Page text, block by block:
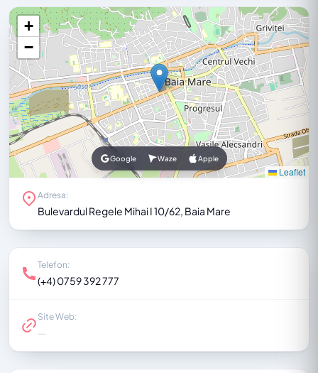
+
−
Leaflet
Google Waze Apple
Adresa:
Bulevardul Regele Mihai I 10/62, Baia Mare
Telefon:
(+4) 0759 392 777
Site Web:
—